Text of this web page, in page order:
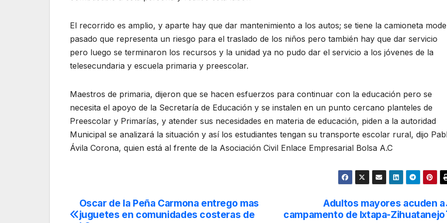
El recorrido es amplio, y aparte hay que dar mantenimiento a los autos; se tiene la camioneta
pasado que representa un riesgo para el traslado de los niños pero también hay que dar servicio
pero luego se terminaron los recursos y la unidad ya no pudo dar el servicio a los jóvenes de la
telesecundaria y escuela primaria y preescolar.
Maestros de primaria, dijeron que se hacen esfuerzos para continuar con la educación pero se
necesita el apoyo de la Secretaría de Educación y se instalen en un punto cercano planteles de
Preescolar y Primarías, y atender sus necesidades en materia de educación, piden a la autoridad
Municipal se analizará la situación y así los estudiantes tengan su transporte escolar rural, dijo
Ávila Corona, quien está al frente de la Asociación Civil Enlace Empresarial Bolsa A.C
Navegación
Adultos mayores acuden a
campamento de Ixtapa-Zihuatanejo
Oscar de la Peña Carmona entrego mas
juguetes en comunidades costeras de